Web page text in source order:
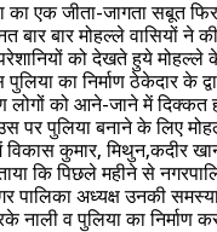
का एक जीता-जागता सबूत
बार बार मोहल्ले वासियों ने
को देखते हुये मोहल्ले
का निर्माण ठेकेदार के
को आने-जाने में दिक्कत
पर पुलिया बनाने के लिए
कुमार, मिथुन,कदीर
कि पिछले महीने से
अध्यक्ष उनकी
व पुलिया का निर्माण